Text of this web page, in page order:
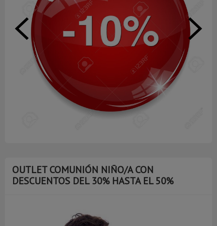
OUTLET COMUNIÓN NIÑO/A CON
DESCUENTOS DEL 30% HASTA EL 50%